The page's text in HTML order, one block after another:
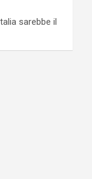
sarebbe il